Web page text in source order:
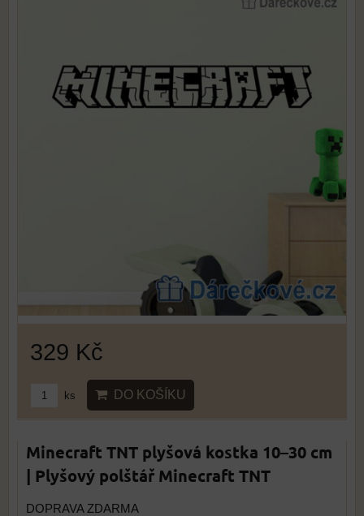
329 Kč
ks DO KOŠÍKU
Minecraft TNT plyšová kostka 10–30 cm
| Plyšový polštář Minecraft TNT
DOPRAVA ZDARMA